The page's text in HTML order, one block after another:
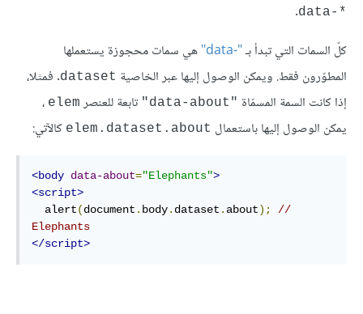
*-data
.
كلّ السمات التي تبدأ بـ"-data"
هي سمات محجوزة يستعملها
المطوّرون فقط. ويمكن الوصول إليها عبر الخاصية dataset. فمثلا،
إذا كانت السمة المسمّاة "data-about" تابعة للعنصر elem ،
يمكن الوصول إليها باستعمال elem.dataset.about كالآتي:
<body data-about="Elephants">
<script>
  alert
(document . body. dataset . about);
//
Elephants
</script>